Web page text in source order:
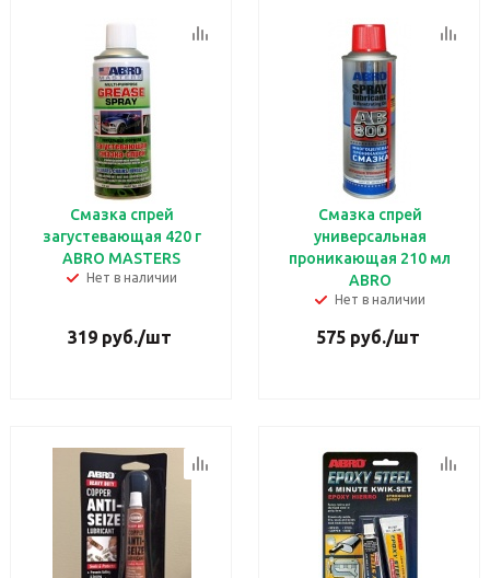
Смазка спрей
загустевающая 420 г
ABRO MASTERS
Нет в наличии
319руб./шт
Смазка спрей
универсальная
проникающая 210 мл
ABRO
Нет в наличии
575руб./шт